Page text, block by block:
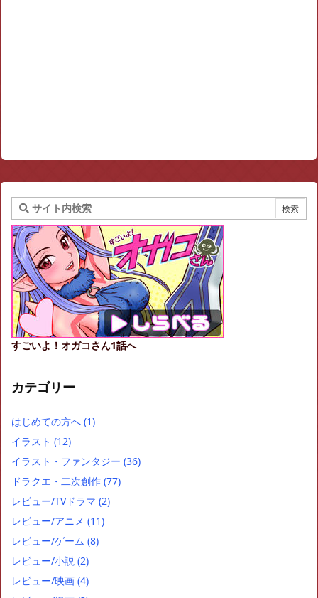
すごいよ！オガコさん1話へ
カテゴリー
はじめての方へ (1)
イラスト (12)
イラスト・ファンタジー (36)
ドラクエ・二次創作 (77)
レビュー/TVドラマ (2)
レビュー/アニメ (11)
レビュー/ゲーム (8)
レビュー/小説 (2)
レビュー/映画 (4)